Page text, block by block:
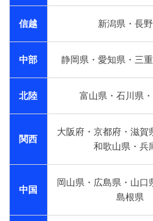
信越 新潟県・長
中部 静岡県・愛知県・三
北陸 富山県・石川県
関西
大阪府・京都府・滋賀
和歌山県・兵
中国
岡山県・広島県・山口
島根県